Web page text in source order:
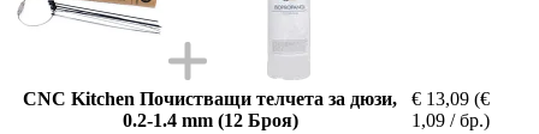
CNC Kitchen Почистващи телчета за дюзи,
0.2-1.4 mm (12 Броя)
€ 13,09 (€
1,09 / бр.)